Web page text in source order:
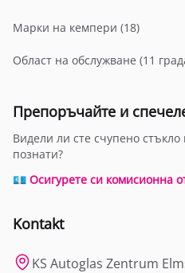
Марки на кемпери (18)
Област на обслужване (11
Препоръчайте и
Видели ли сте счупено
познати?
💶 Осигурете си комисионна
Kontakt
KS Autoglas Zentrum